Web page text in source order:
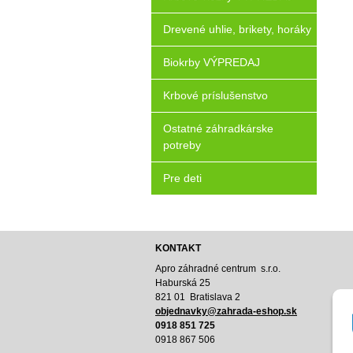
Drevené uhlie, brikety, horáky
Biokrby VÝPREDAJ
Krbové príslušenstvo
Ostatné záhradkárske
potreby
Pre deti
KONTAKT
Apro záhradné centrum s.r.o.
Haburská 25
821 01 Bratislava 2
objednavky@zahrada-eshop.sk
0918 851 725
0918 867 506